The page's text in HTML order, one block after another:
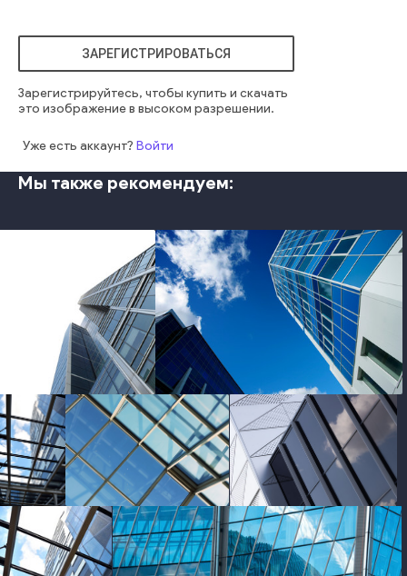
ЗАРЕГИСТРИРОВАТЬСЯ
Зарегистрируйтесь, чтобы купить и скачать
это изображение в высоком разрешении.
Уже есть аккаунт? Войти
Мы также рекомендуем:
photo
photo photo photo